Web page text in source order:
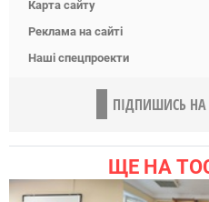
Карта сайту
Реклама на сайті
Наші спецпроекти
ПІДПИШИСЬ
ЩЕ НА